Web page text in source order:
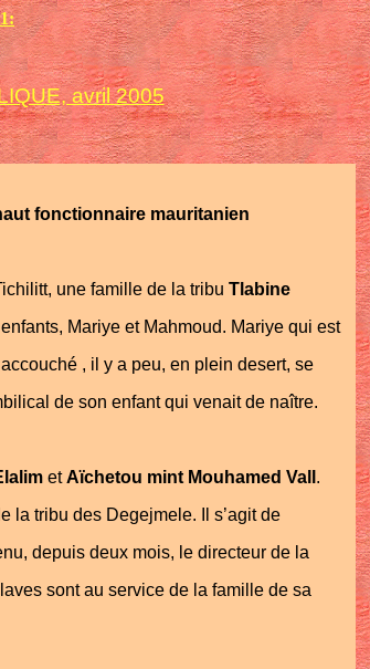
avril 2005
fonctionnaire mauritanien
une famille de la tribu Tlabine
Mariye et Mahmoud. Mariye qui est
, il y a peu, en plein desert, se
de son enfant qui venait de naître.
etAïchetou mint Mouhamed Vall .
la tribu des Degejmele. Il s’agit de
depuis deux mois, le directeur de la
sont au service de la famille de sa